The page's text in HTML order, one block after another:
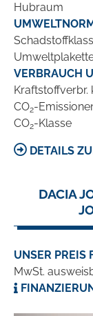
Hubraum
VERBRAUCH
Kraftstoffverbr.
CO2-
CO2-Klasse
DETAILS
DACIA
UNSER PREIS
MwSt.